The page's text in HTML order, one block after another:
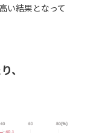
い結果となって
、